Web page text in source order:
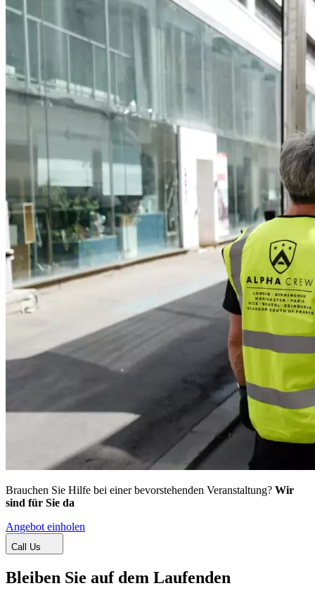
Brauchen Sie Hilfe bei einer bevorstehenden Veranstaltung? Wir
sind für Sie da
Angebot einholen
Call Us
Bleiben Sie auf dem Laufenden